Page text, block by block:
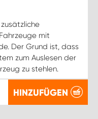
mit
Der Grund ist, dass
zum Auslesen der
zu stehlen.
HINZUFÜGEN